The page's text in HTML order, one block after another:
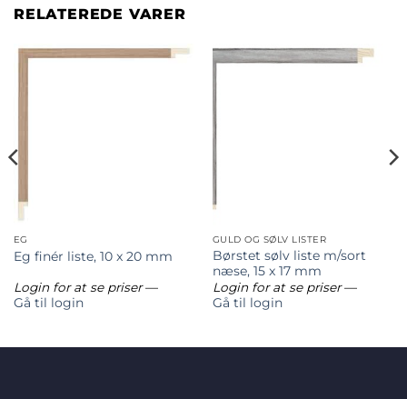
RELATEREDE VARER
EG
Eg finér liste, 10 x 20 mm
Login for at se priser—
Gå til login
GULD OG SØLV LISTER
Børstet sølv liste m/sort
næse, 15 x 17 mm
Login for at se priser—
Gå til login